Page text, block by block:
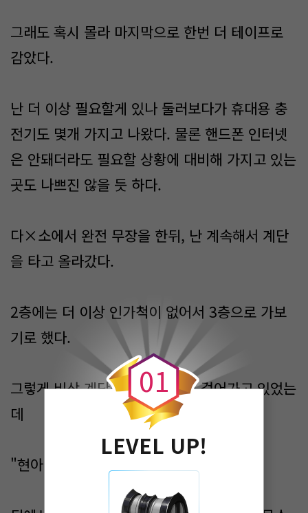
그래도 혹시 몰라 마지막으로 한번 더 테이프로
감았다.
난 더 이상 필요할게 있나 둘러보다가 휴대용 충
전기도 몇개 가지고 나왔다. 물론 핸드폰 인터넷
은 안돼더라도 필요할 상황에 대비해 가지고 있는
곳도 나쁘진 않을 듯 하다.
다×소에서 완전 무장을 한뒤, 난 계속해서 계단
을 타고 올라갔다.
2층에는 더 이상 인가척이 없어서 3층으로 가보
기로 했다.
그렇게 비상 계단을 향해 숨죽여 걸어가고 있었는
데
"현아!"
0
0
1
LEVEL UP!